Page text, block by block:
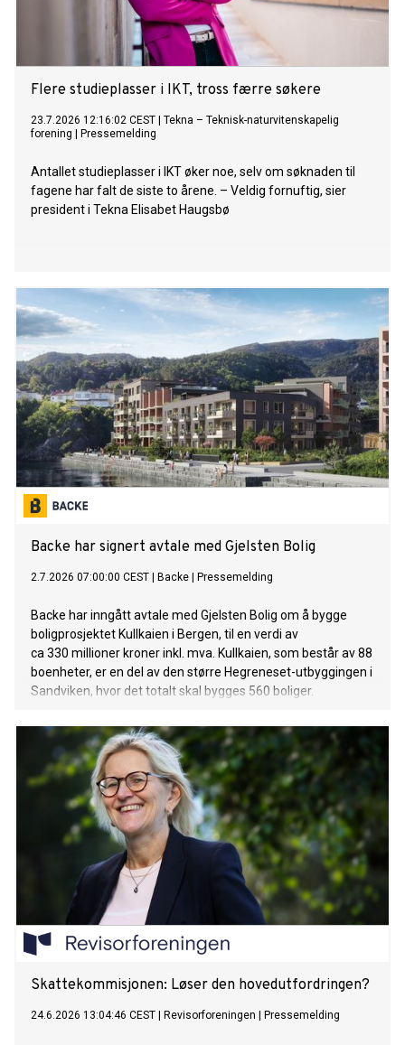
Flere studieplasser i IKT, tross færre søkere
23.7.2026 12:16:02 CEST
Tekna – Teknisk-naturvitenskapelig
forening
Pressemelding
Antallet studieplasser i IKT øker noe, selv om søknaden til
fagene har falt de siste to årene. – Veldig fornuftig, sier
president i Tekna Elisabet Haugsbø
Backe har signert avtale med Gjelsten Bolig
2.7.2026 07:00:00 CEST Backe Pressemelding
Backe har inngått avtale med Gjelsten Bolig om å bygge
boligprosjektet Kullkaien i Bergen, til en verdi av
ca 330 millioner kroner inkl. mva. Kullkaien, som består av 88
boenheter, er en del av den større Hegreneset-utbyggingen i
Sandviken, hvor det totalt skal bygges 560 boliger.
Skattekommisjonen: Løser den hovedutfordringen?
24.6.2026 13:04:46 CEST Revisorforeningen Pressemelding